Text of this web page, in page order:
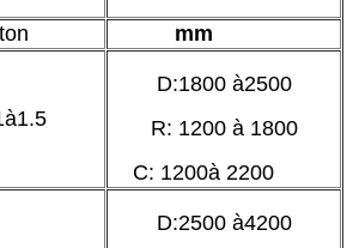
mm
D:1800 à2500
R: 1200 à 1800
C: 1200à 2200
D:2500 à4200